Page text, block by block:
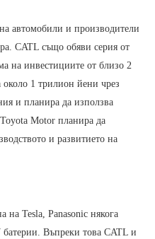
автомобили и производители
CATL също обяви серия от
на инвестициите от близо 2
1 трилион йени чрез
и планира да използва
Motor планира да
и развитието на
на Tesla, Panasonic някога
Въпреки това CATL и